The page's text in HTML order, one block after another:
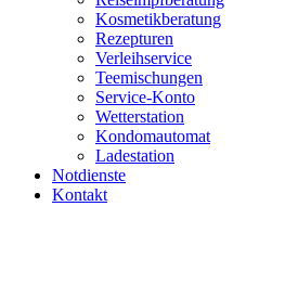
Kosmetikberatung
Rezepturen
Verleihservice
Teemischungen
Service-Konto
Wetterstation
Kondomautomat
Ladestation
Notdienste
Kontakt